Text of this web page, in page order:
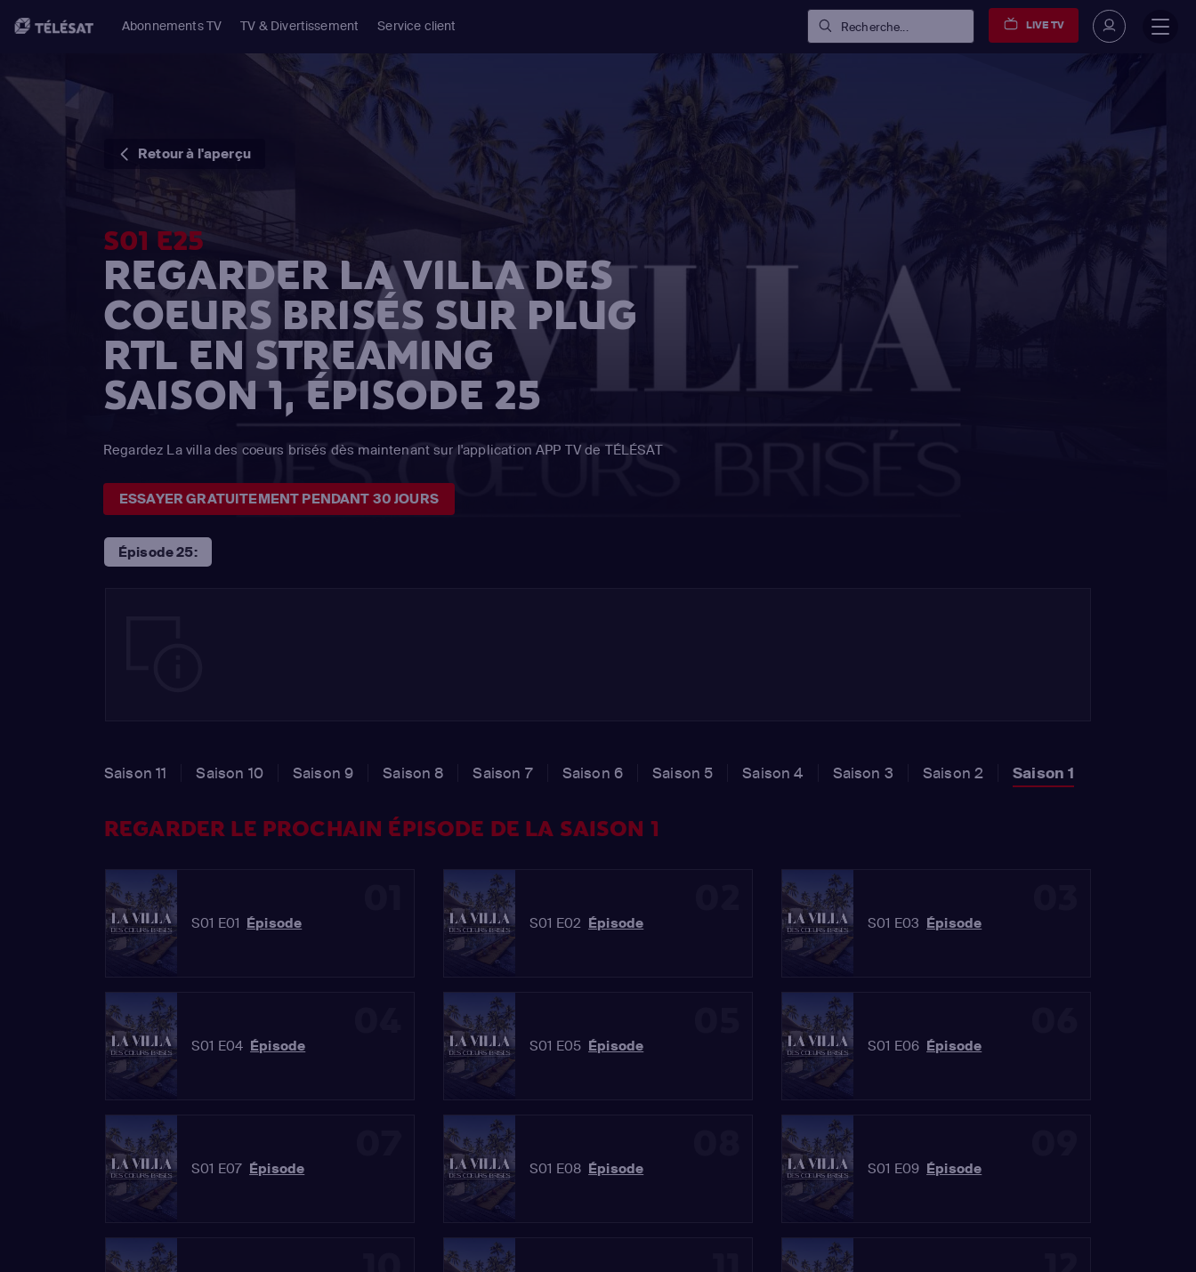
Abonnements TV TV & Divertissement Service client Recherche... LIVE TV
Retour à l'aperçu
S01 E25
REGARDER LA VILLA DES
COEURS BRISÉS SUR PLUG
RTL EN STREAMING
SAISON 1, ÉPISODE 25
Regardez La villa des coeurs brisés dès maintenant sur l'application APP TV de TÉLÉSAT
ESSAYER GRATUITEMENT PENDANT 30 JOURS
Épisode 25:
Saison 11 Saison 10 Saison 9 Saison 8 Saison 7 Saison 6 Saison 5 Saison 4 Saison 3 Saison 2 Saison 1
REGARDER LE PROCHAIN ÉPISODE DE LA SAISON 1
S01 E01 Épisode S01 E02 Épisode S01 E03 Épisode
S01 E04 Épisode S01 E05 Épisode S01 E06 Épisode
S01 E07 Épisode S01 E08 Épisode S01 E09 Épisode